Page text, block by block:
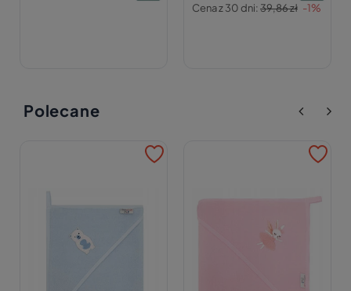
Cena z 30 dni:39,86 zł -1%
Polecane